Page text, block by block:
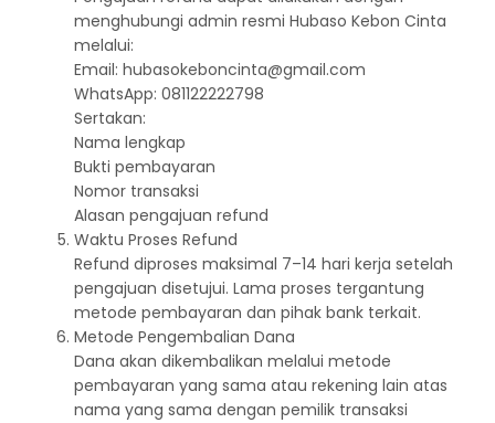
menghubungi admin resmi Hubaso Kebon Cinta
melalui:
Email: hubasokeboncinta@gmail.com
WhatsApp: 081122222798
Sertakan:
Nama lengkap
Bukti pembayaran
Nomor transaksi
Alasan pengajuan refund
Waktu Proses Refund
Refund diproses maksimal 7–14 hari kerja setelah
pengajuan disetujui. Lama proses tergantung
metode pembayaran dan pihak bank terkait.
Metode Pengembalian Dana
Dana akan dikembalikan melalui metode
pembayaran yang sama atau rekening lain atas
nama yang sama dengan pemilik transaksi